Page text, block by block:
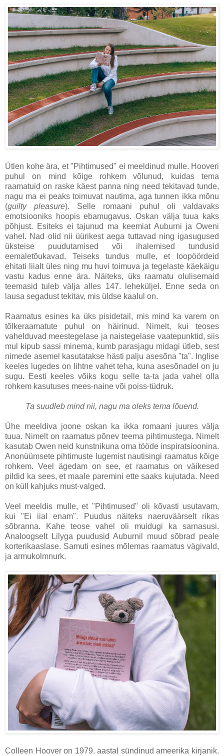
Ütlen kohe ära, et "Pihtimused" ei meeldinud mulle. Hooveri
puhul on mind kõige rohkem võlunud, kuidas tema
raamatuid on raske käest panna ning need tekitavad tunde,
nagu ma ei peaks toimuvat nautima, aga tunnen ikka mõnu
(guilty pleasure). Selle romaani puhul oli valdavaks
emotsiooniks hoopis ebamugavus. Oskan välja tuua kaks
põhjust. Esiteks ei tajunud ma keemiat Auburni ja Oweni
vahel. Nad olid nii üürikest aega tuttavad ning igasugused
üksteise puudutamised või ihalemised tundusid
eemaletõukavad. Teiseks tundus mulle, et loopöördeid
ehitati liialt üles ning mu huvi toimuva ja tegelaste käekäigu
vastu kadus enne ära. Näiteks, üks raamatu olulisemaid
teemasid tuleb välja alles 147. leheküljel. Enne seda on
lausa segadust tekitav, mis üldse kaalul on.
Raamatus esines ka üks pisidetail, mis mind ka varem on
tõlkeraamatute puhul on häirinud. Nimelt, kui teoses
vahelduvad meestegelase ja naistegelase vaatepunktid, siis
mul kipub sassi minema, kumb parasjagu midagi ütleb, sest
nimede asemel kasutatakse hästi palju asesõna "ta". Inglise
keeles lugedes on lihtne vahet teha, kuna asesõnadel on ju
sugu. Eesti keeles võiks kogu selle ta-ta jada vahel olla
rohkem kasutuses mees-naine või poiss-tüdruk.
Ta suudleb mind nii, nagu ma oleks tema lõuend.
Ühe meeldiva joone oskan ka ikka romaani juures välja
tuua. Nimelt on raamatus põnev teema pihtimustega. Nimelt
kasutab Owen neid kunstnikuna oma tööde inspiratsioonina.
Anonüümsete pihtimuste lugemist nautisingi raamatus kõige
rohkem. Veel ägedam on see, et raamatus on väikesed
pildid ka sees, et maale paremini ette saaks kujutada. Need
on küll kahjuks must-valged.
Veel meeldis mulle, et "Pihtimused" oli kõvasti usutavam,
kui "Ei iial enam". Puudus näiteks naeruväärselt rikas
sõbranna. Kahe teose vahel oli muidugi ka sarnasusi.
Analoogselt Lilyga puudusid Auburnil muud sõbrad peale
korterikaaslase. Samuti esines mõlemas raamatus vägivald,
ja armukolmnurk.
Colleen Hoover on 1979. aastal sündinud ameerika kirjanik.